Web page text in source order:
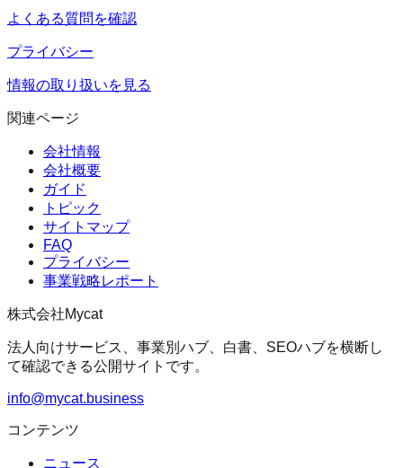
よくある質問を確認
プライバシー
情報の取り扱いを見る
関連ページ
会社情報
会社概要
ガイド
トピック
サイトマップ
FAQ
プライバシー
事業戦略レポート
株式会社Mycat
法人向けサービス、事業別ハブ、白書、SEOハブを横断し
て確認できる公開サイトです。
info@mycat.business
コンテンツ
ニュース